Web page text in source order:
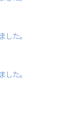
した。
した。